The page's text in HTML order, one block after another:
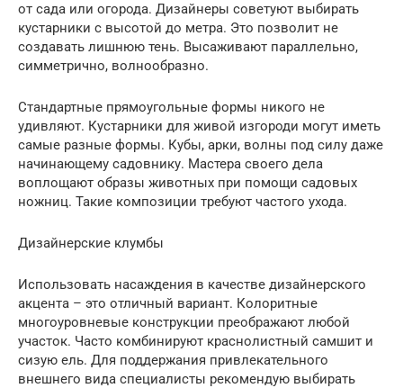
от сада или огорода. Дизайнеры советуют выбирать
кустарники с высотой до метра. Это позволит не
создавать лишнюю тень. Высаживают параллельно,
симметрично, волнообразно.
Стандартные прямоугольные формы никого не
удивляют. Кустарники для живой изгороди могут иметь
самые разные формы. Кубы, арки, волны под силу даже
начинающему садовнику. Мастера своего дела
воплощают образы животных при помощи садовых
ножниц. Такие композиции требуют частого ухода.
Дизайнерские клумбы
Использовать насаждения в качестве дизайнерского
акцента – это отличный вариант. Колоритные
многоуровневые конструкции преображают любой
участок. Часто комбинируют краснолистный самшит и
сизую ель. Для поддержания привлекательного
внешнего вида специалисты рекомендую выбирать